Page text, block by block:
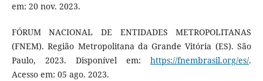
em: 20 nov. 2023.
FÓRUM NACIONAL DE ENTIDADES METROPOLITANAS
(FNEM). Região Metropolitana da Grande Vitória (ES). São
Paulo, 2023. Disponível em:https://fnembrasil.org/es/.
Acesso em: 05 ago. 2023.